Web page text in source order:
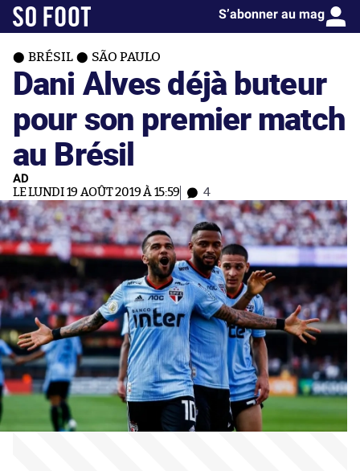
S’abonner au mag
BRÉSIL SÃO PAULO
Dani Alves déjà buteur
pour son premier match
au Brésil
AD
LE LUNDI 19 AOÛT 2019 À 15:59 4